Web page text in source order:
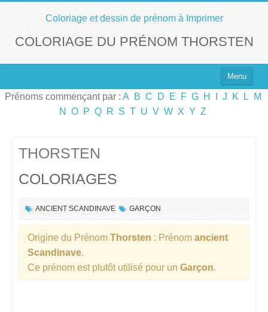
Coloriage et dessin de prénom à Imprimer
COLORIAGE DU PRÉNOM THORSTEN
Menu
Top 100 des Prénoms
Prénoms commençant par : A B C D E F G H J K L
M
N
O P Q R S T U V W X Y Z
THORSTEN
COLORIAGES
ANCIENT SCANDINAVE GARÇON
Origine du Prénom Thorsten : Prénom ancient
Scandinave.
Ce prénom est plutôt utilisé pour un Garçon.